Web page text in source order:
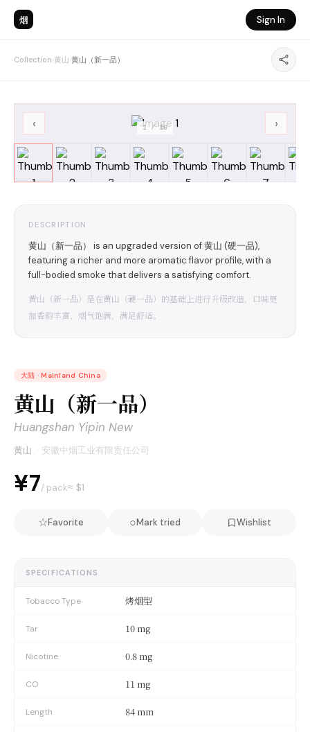
烟 Sign In
Collection›黄山›黄山（新一品）
‹ ›
1 /10
DESCRIPTION
黄山（新一品） is an upgraded version of 黄山 (硬一品),
featuring a richer and more aromatic flavor profile, with a
full-bodied smoke that delivers a satisfying comfort.
黄山（新一品）是在黄山（硬一品）的基础上进行升级改造，口味更
加香韵丰富，烟气饱满，满足舒适。
大陆 · Mainland China
黄山（新一品）
Huangshan Yipin New
黄山 · 安徽中烟工业有限责任公司
¥7/ pack≈ $1
☆Favorite ○Mark tried Wishlist
SPECIFICATIONS
Tobacco Type 烤烟型
Tar 10 mg
Nicotine 0.8 mg
CO 11 mg
Length 84 mm